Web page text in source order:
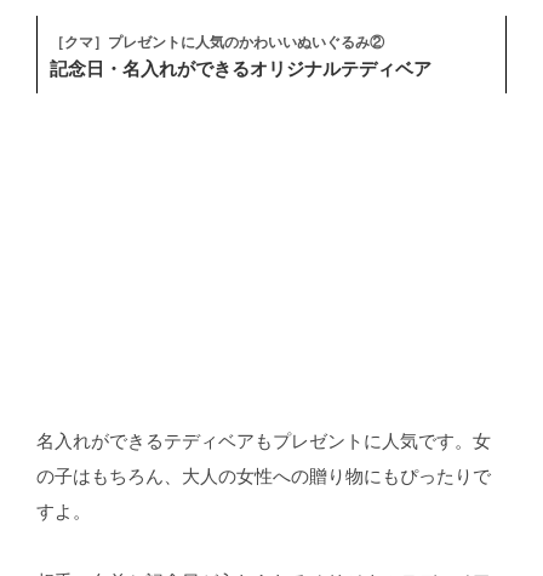
［クマ］プレゼントに人気のかわいいぬいぐるみ②
記念日・名入れができるオリジナルテディベア
名入れができるテディベアもプレゼントに人気です。女
の子はもちろん、大人の女性への贈り物にもぴったりで
すよ。